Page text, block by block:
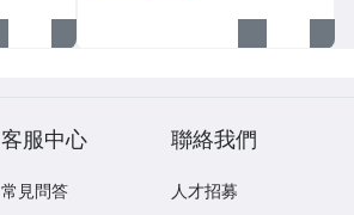
客服中心
常見問答
聯絡我們
人才招募